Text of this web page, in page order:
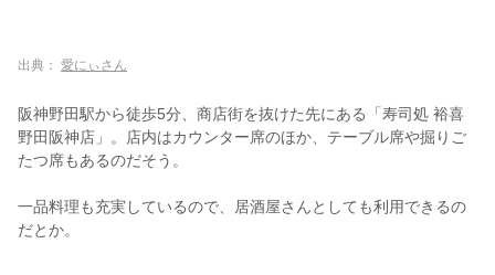
出典： 愛にぃさん
阪神野田駅から徒歩5分、商店街を抜けた先にある「寿司処 裕喜
野田阪神店」。店内はカウンター席のほか、テーブル席や掘りご
たつ席もあるのだそう。
一品料理も充実しているので、居酒屋さんとしても利用できるの
だとか。